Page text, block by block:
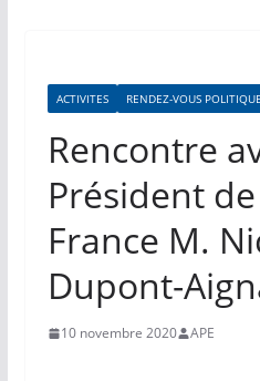
ACTIVITES RENDEZ-VOUS
Rencontre
Président
France M.
Dupont-
10 novembre 2020 APE